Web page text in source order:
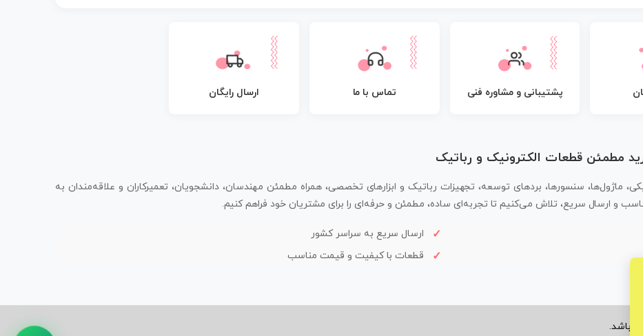
پشتیبانی و مشاوره فنی تماس با ما ارسال رایگان
مطمئن قطعات الکترونیک و رباتیک
ماژول‌ها، سنسورها، بردهای توسعه، تجهیزات رباتیک و ابزارهای تخصصی، همراه مطمئن مهندسان، دانشجویان، تعمیرکاران و علاقه‌مندان به
و ارسال سریع، تلاش می‌کنیم تا تجربه‌ای ساده، مطمئن و حرفه‌ای را برای مشتریان خود فراهم کنیم.
ارسال سریع به سراسر کشور
قطعات با کیفیت و قیمت مناسب